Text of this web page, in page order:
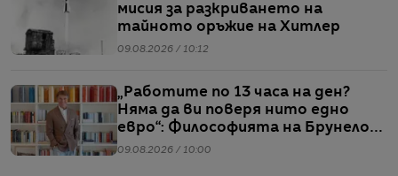
мисия за разкриването на
тайното оръжие на Хитлер
09.08.2026 / 10:12
„Работите по 13 часа на ден?
Няма да ви поверя нито едно
евро“: Философията на Брунело
Кучинели за бизнеса и живота
09.08.2026 / 10:00